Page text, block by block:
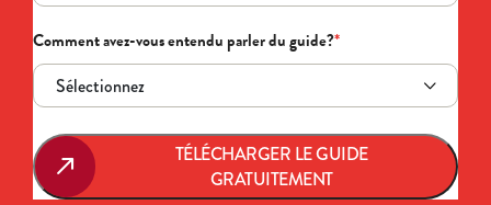
Comment avez-vous entendu parler du guide?*
TÉLÉCHARGER LE GUIDE
GRATUITEMENT